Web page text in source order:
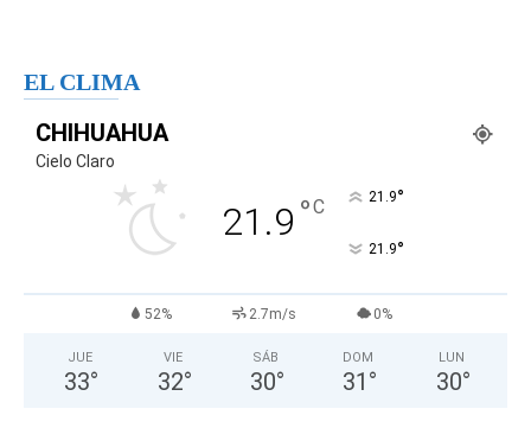
EL CLIMA
CHIHUAHUA
Cielo Claro
21.9 °C 21.9°
21.9°
52% 2.7m/s 0%
JUE
33°
VIE
32°
SÁB
30°
DOM
31 °
LUN
30°